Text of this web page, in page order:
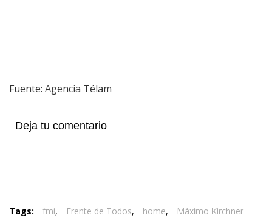
Fuente: Agencia Télam
Deja tu comentario
Tags: fmi, Frente de Todos, home, Máximo Kirchner